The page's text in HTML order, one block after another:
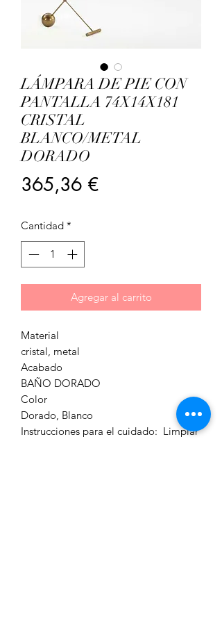
LÁMPARA DE PIE CON
PANTALLA 74X14X181
CRISTAL
BLANCO/METAL
DORADO
365,36 €Precio
Cantidad *
Agregar al carrito
Material
cristal, metal
Acabado
BAÑO DORADO
Color
Dorado, Blanco
Instrucciones para el cuidado: Limpiar